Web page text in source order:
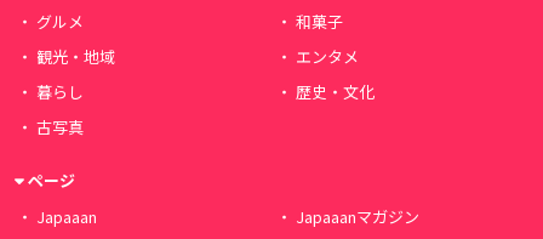
グルメ
和菓子
観光・地域
エンタメ
暮らし
歴史・文化
古写真
ページ
Japaaan
Japaaanマガジン